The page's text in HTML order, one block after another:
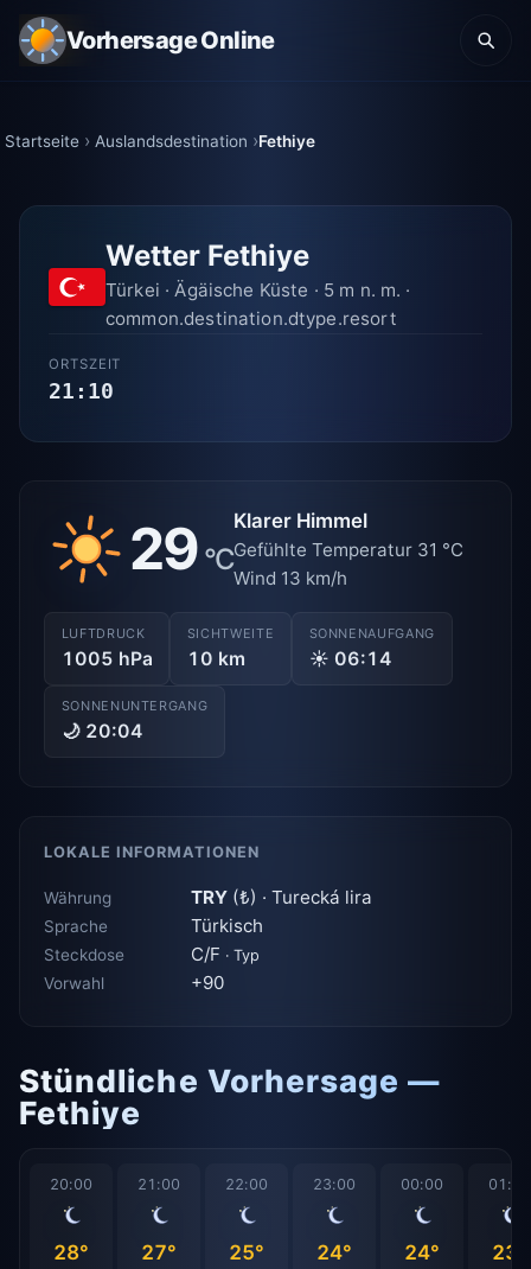
Vorhersage Online
Startseite Auslandsdestination Fethiye
Wetter Fethiye
Türkei · Ägäische Küste · 5 m n. m. ·
common.destination.dtype.resort
ORTSZEIT
21:10
29 °C
Klarer Himmel
Gefühlte Temperatur 31 °C
Wind 13 km/h
LUFTDRUCK
1005 hPa
SICHTWEITE
10 km
SONNENAUFGANG
☀ 06:14
SONNENUNTERGANG
🌙 20:04
LOKALE INFORMATIONEN
Währung TRY (₺) · Turecká lira
Sprache Türkisch
Steckdose C/F · Typ
Vorwahl +90
Stündliche Vorhersage —
Fethiye
20:00
28°
21:00
27°
22:00
25°
23:00
24°
00:00
24°
01:00
23°